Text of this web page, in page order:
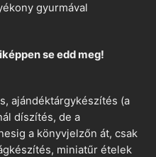
gyurmával
se edd meg!
ajándéktárgykészítés (a
díszítés, de a
a könyvjelzőn át, csak
miniatűr ételek